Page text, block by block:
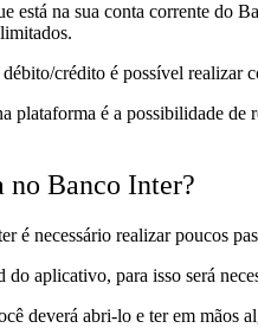
está na sua conta corrente do
crédito é possível realizar
plataforma é a possibilidade de
no Banco Inter?
é necessário realizar poucos
aplicativo, para isso será
deverá abri-lo e ter em mãos